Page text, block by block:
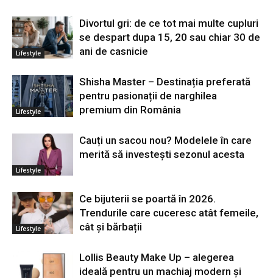
Lifestyle
Divortul gri: de ce tot mai multe cupluri
se despart dupa 15, 20 sau chiar 30 de
ani de casnicie
Lifestyle
Shisha Master – Destinația preferată
pentru pasionații de narghilea
premium din România
Lifestyle
Cauți un sacou nou? Modelele în care
merită să investești sezonul acesta
Lifestyle
Ce bijuterii se poartă în 2026.
Trendurile care cuceresc atât femeile,
cât și bărbații
Lollis Beauty Make Up – alegerea
ideală pentru un machiaj modern și